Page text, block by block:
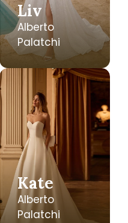
Liv
Alberto
Palatchi
Kate
Alberto
Palatchi